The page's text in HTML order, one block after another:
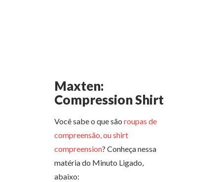
Maxten:
Compression Shirt
Você sabe o que são roupas de
compreensão, ou shirt
compreension? Conheça nessa
matéria do Minuto Ligado,
abaixo: